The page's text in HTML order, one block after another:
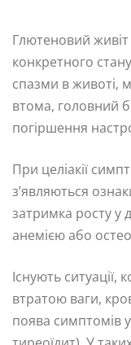
Глютеновий живіт
конкретного
спазми в животі,
втома, головний
погіршення
При целіакії
з’являються
затримка росту у
анемією або
Існують
втратою ваги,
поява симптомів